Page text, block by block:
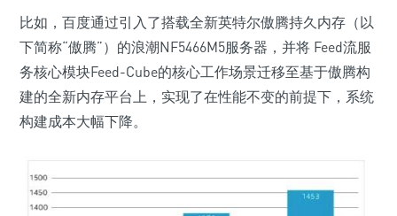
比如，百度通过引入了搭载全新英特尔傲腾持久内存（以
下简称“傲腾”）的浪潮NF5466M5服务器，并将 Feed流服
务核心模块Feed-Cube的核心工作场景迁移至基于傲腾构
建的全新内存平台上，实现了在性能不变的前提下，系统
构建成本大幅下降。